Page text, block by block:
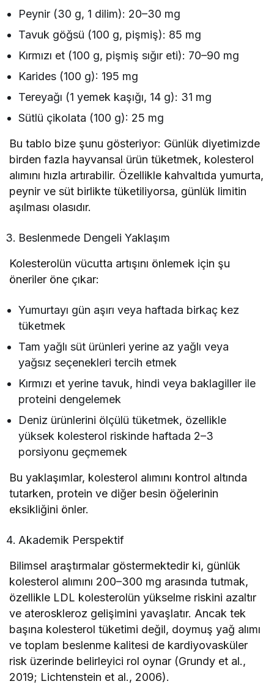
Peynir (30 g, 1 dilim): 20–30 mg
Tavuk göğsü (100 g, pişmiş): 85 mg
Kırmızı et (100 g, pişmiş sığır eti): 70–90 mg
Karides (100 g): 195 mg
Tereyağı (1 yemek kaşığı, 14 g): 31 mg
Sütlü çikolata (100 g): 25 mg
Bu tablo bize şunu gösteriyor: Günlük diyetimizde
birden fazla hayvansal ürün tüketmek, kolesterol
alımını hızla artırabilir. Özellikle kahvaltıda yumurta,
peynir ve süt birlikte tüketiliyorsa, günlük limitin
aşılması olasıdır.
Beslenmede Dengeli Yaklaşım
Kolesterolün vücutta artışını önlemek için şu
öneriler öne çıkar:
Yumurtayı gün aşırı veya haftada birkaç kez
tüketmek
Tam yağlı süt ürünleri yerine az yağlı veya
yağsız seçenekleri tercih etmek
Kırmızı et yerine tavuk, hindi veya baklagiller ile
proteini dengelemek
Deniz ürünlerini ölçülü tüketmek, özellikle
yüksek kolesterol riskinde haftada 2–3
porsiyonu geçmemek
Bu yaklaşımlar, kolesterol alımını kontrol altında
tutarken, protein ve diğer besin öğelerinin
eksikliğini önler.
Akademik Perspektif
Bilimsel araştırmalar göstermektedir ki, günlük
kolesterol alımını 200–300 mg arasında tutmak,
özellikle LDL kolesterolün yükselme riskini azaltır
ve ateroskleroz gelişimini yavaşlatır. Ancak tek
başına kolesterol tüketimi değil, doymuş yağ alımı
ve toplam beslenme kalitesi de kardiyovasküler
risk üzerinde belirleyici rol oynar (Grundy et al.,
2019; Lichtenstein et al., 2006).